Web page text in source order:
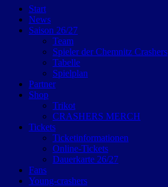
Start
News
Saison 26/27
Team
Spieler der Chemnitz Crashers
Tabelle
Spielplan
Partner
Shop
Trikot
CRASHERS MERCH
Tickets
Ticketinformationen
Online-Tickets
Dauerkarte 26/27
Fans
Young-crashers